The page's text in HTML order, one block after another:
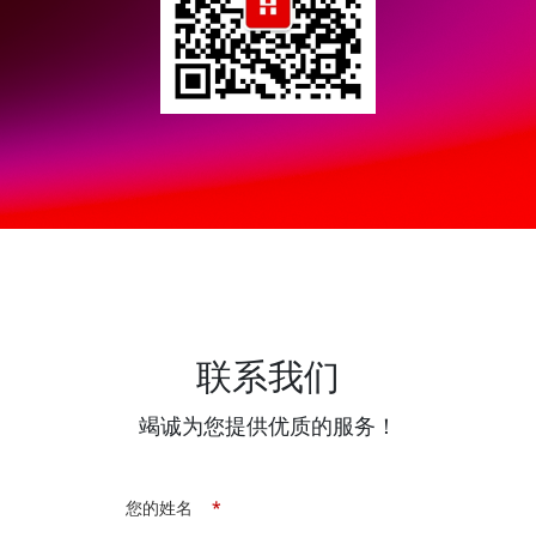
联系我们
竭诚为您提供优质的服务！
*
您的姓名